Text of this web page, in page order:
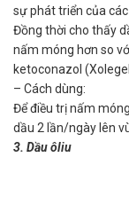
sự phát triển của
Đồng thời cho thấy
nấm móng hơn so
ketoconazol
– Cách dùng:
Để điều trị nấm
dầu 2 lần/ngày lên
3. Dầu ôliu